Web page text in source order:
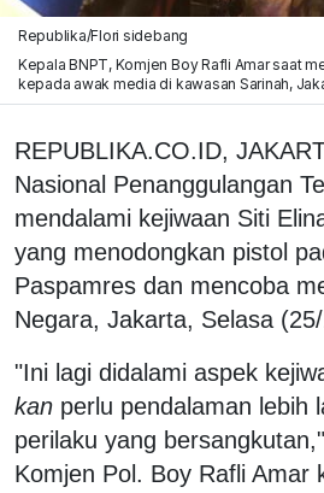
Republika/Flori sidebang
Kepala BNPT, Komjen Boy Rafli Amar saat
kepada awak media di kawasan Sarinah,
REPUBLIKA.CO.ID,
Nasional Penanggulangan
mendalami kejiwaan Siti
yang menodongkan pistol
Paspamres dan mencoba
Negara, Jakarta, Selasa
"Ini lagi didalami aspek
kan perlu pendalaman lebih
perilaku yang
Komjen Pol. Boy Rafli Amar